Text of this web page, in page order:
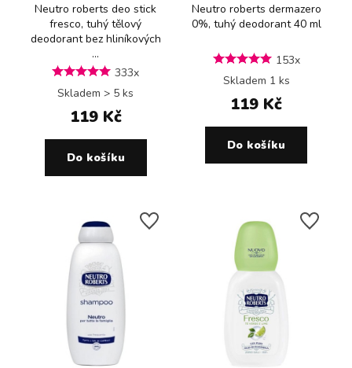
Neutro roberts deo stick
fresco, tuhý tělový
deodorant bez hliníkových
...
333x
Skladem > 5 ks
119 Kč
Do košíku
Neutro roberts dermazero
0%, tuhý deodorant 40 ml
153x
Skladem 1 ks
119 Kč
Do košíku